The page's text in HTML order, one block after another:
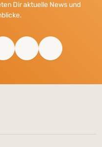
Dir aktuelle News und